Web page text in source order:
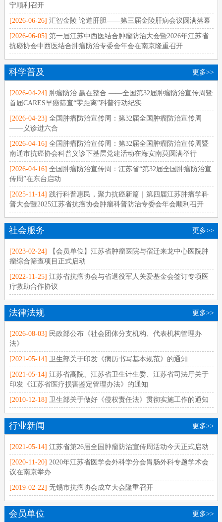
宁顺利召开
[2026-06-26] 汇智金陵 论道肝胆——第三届金陵肝病会议圆满落幕
[2026-06-05] 第一届江苏中西医结合肿瘤防治大会暨2026年江苏省
抗癌协会中西医结合肿瘤防治专委会年会在南京隆重召开
科学普及 更多>>
[2026-04-24] 肿瘤防治 赢在整合 ——全国第32届肿瘤防治宣传周暨
首届CARES早癌筛查“零距离”科普行动纪实
[2026-04-23] 全国肿瘤防治宣传周：第32届全国肿瘤防治宣传周
——义诊进六合
[2026-04-16] 全国肿瘤防治宣传周：第32届全国肿瘤防治宣传周暨
南通市抗癌协会科普义诊下基层党建活动在海安南莫圆满举行
[2026-04-16] 全国肿瘤防治宣传周：江苏省“第32届全国肿瘤防治宣
传周”在东台启动
[2025-11-14] 践行科普惠民，聚力抗癌新篇｜第四届江苏肿瘤学科
普大会暨2025江苏省抗癌协会肿瘤科普防治专委会年会顺利召开
社会服务 更多>>
[2023-02-24]
【会员单位】江苏省肿瘤医院与宿迁来龙中心医院肿
瘤综合筛查项目正式启动
[2022-11-25] 江苏省抗癌协会与省退役军人关爱基金会签订专项医
疗救助合作协议
法律法规 更多>>
[2026-08-03] 民政部公布《社会团体分支机构、代表机构管理办
法》
[2021-05-14] 卫生部关于印发《病历书写基本规范》的通知
[2021-05-14] 江苏省高院、江苏省卫生计生委、江苏省司法厅关于
印发《江苏省医疗损害鉴定管理办法》的通知
[2010-12-18] 卫生部关于做好《侵权责任法》贯彻实施工作的通知
行业新闻 更多>>
[2021-05-14] 江苏省第26届全国肿瘤防治宣传周活动今天正式启动
[2020-11-20] 2020年江苏省医学会外科学分会胃肠外科专题学术会
议在南京举办
[2019-02-22] 无锡市抗癌协会成立大会隆重召开
会员单位 更多>>